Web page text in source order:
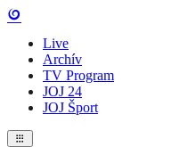
Live
Archív
TV Program
JOJ 24
JOJ Šport